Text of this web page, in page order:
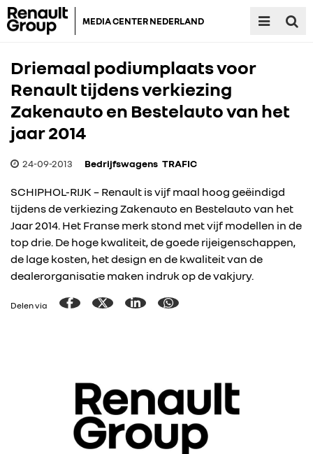
MEDIA CENTER NEDERLAND
Driemaal podiumplaats voor
Renault tijdens verkiezing
Zakenauto en Bestelauto van het
jaar 2014
24-09-2013 Bedrijfswagens TRAFIC
SCHIPHOL-RIJK – Renault is vijf maal hoog geëindigd
tijdens de verkiezing Zakenauto en Bestelauto van het
Jaar 2014. Het Franse merk stond met vijf modellen in de
top drie. De hoge kwaliteit, de goede rijeigenschappen,
de lage kosten, het design en de kwaliteit van de
dealerorganisatie maken indruk op de vakjury.
Delen via